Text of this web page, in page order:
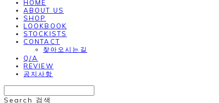
HOME
ABOUT US
SHOP
LOOKBOOK
STOCKISTS
CONTACT
찾아오시는길
Q/A
REVIEW
공지사항
Search 검색